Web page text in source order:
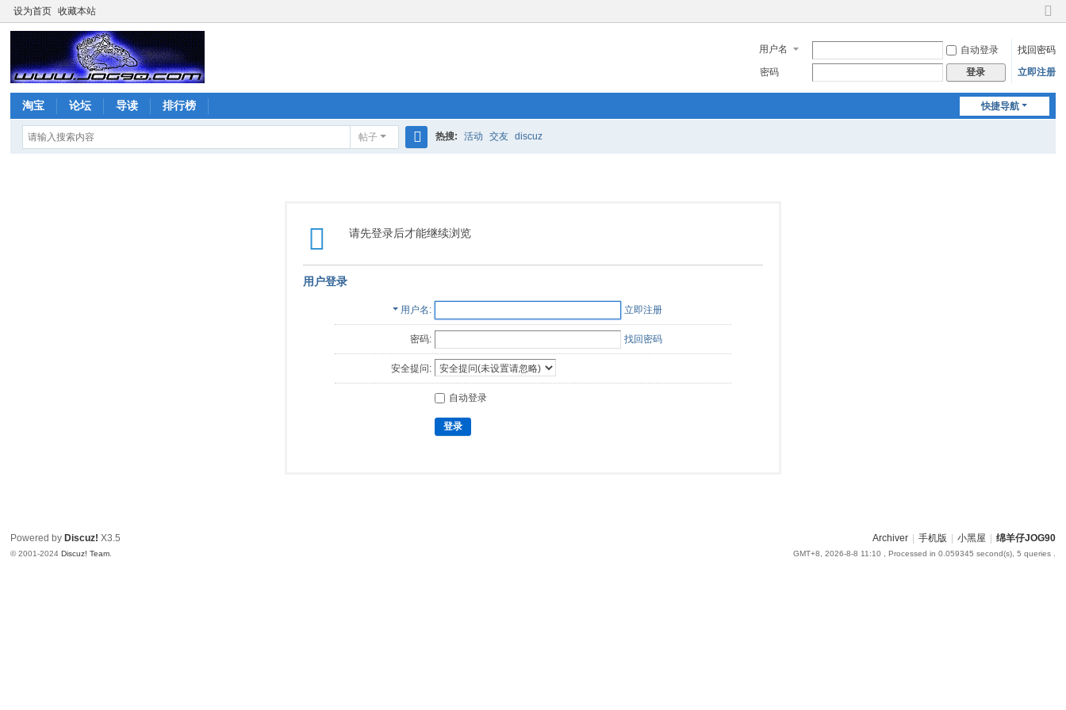
设为首页 收藏本站
切
到
窄
用户名 自动登录
找回密码
密码
登录 立即注册
快捷导航
淘宝 论坛 导读 排行榜
帖子 热搜: 活动 交友 discuz
请先登录后才能继续浏览
用户登录
用户名 立即注册
密码: 找回密码
安全提问:
自动登录
登录
Archiver 手机版 小黑屋 绵羊仔JOG90
GMT+8, 2026-8-8 11:10 , Processed in 0.059345 second(s), 5 queries .
Powered by Discuz! X3.5
© 2001-2024Discuz! Team